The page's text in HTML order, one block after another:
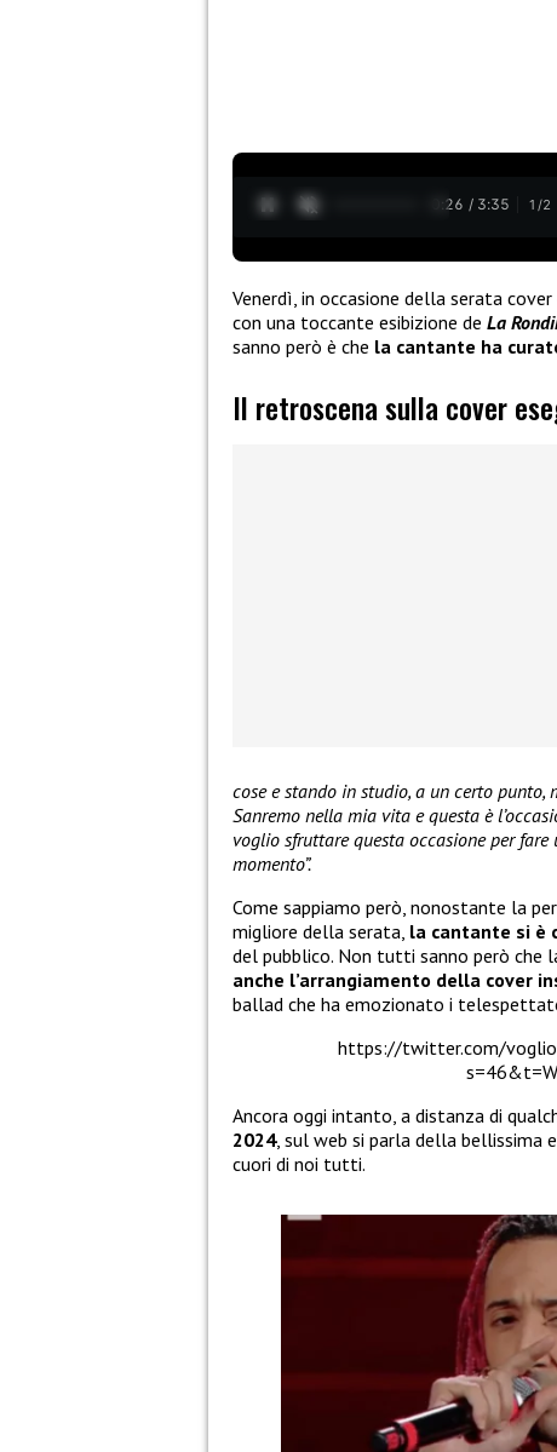
0:27 / 3:35 1 /2
Venerdì, in occasione della serata
con una toccante esibizione de La
sanno però è che la cantante ha
Il retroscena sulla cover
cose e stando in studio, a un certo
Sanremo nella mia vita e questa è
voglio sfruttare questa occasione per
momento”.
Come sappiamo però, nonostante la
migliore della serata, la cantante si è
del pubblico. Non tutti sanno però che
anche l’arrangiamento della cover
ballad che ha emozionato i
https://twitter.com/
Ancora oggi intanto, a distanza di
2024, sul web si parla della bellissima
cuori di noi tutti.